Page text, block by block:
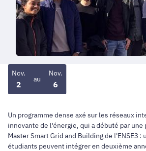
Nov.
2
au
Nov.
6
Un programme dense axé sur les réseaux
innovante de l'énergie, qui a débuté par une
Master Smart Grid and Building de l'ENSE3
étudiants peuvent intégrer en deuxième